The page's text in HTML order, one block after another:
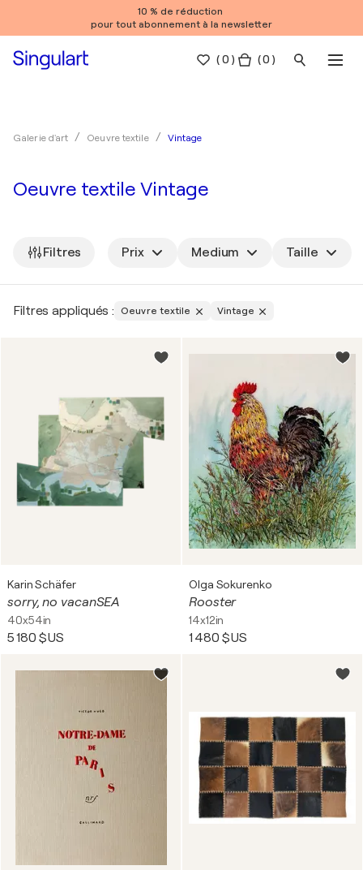
10 % de réduction
pour tout abonnement à la newsletter
(0 ) ( 0 )
Galerie d'art Oeuvre textile Vintage
Oeuvre textile Vintage
Filtres Prix Medium Taille
Filtres appliqués : Oeuvre textile Vintage
Karin Schäfer
sorry, no vacanSEA
40x54in
5 180 $US
Olga Sokurenko
Rooster
14x12in
1 480 $US